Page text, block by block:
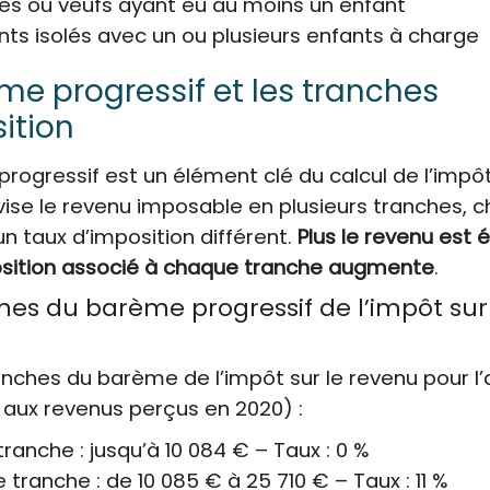
isolés avec un ou plusieurs enfants à charge
progressif et les tranches
est un élément clé du calcul de
le revenu imposable en plusieurs tranches,
taux d’imposition différent. Plus le revenu est
associé à chaque tranche augmente.
du barème progressif de l’impôt
du barème de l’impôt sur le revenu pour
revenus perçus en 2020) :
: jusqu’à 10 084 € – Taux : 0 %
: de 10 085 € à 25 710 € – Taux : 11 %